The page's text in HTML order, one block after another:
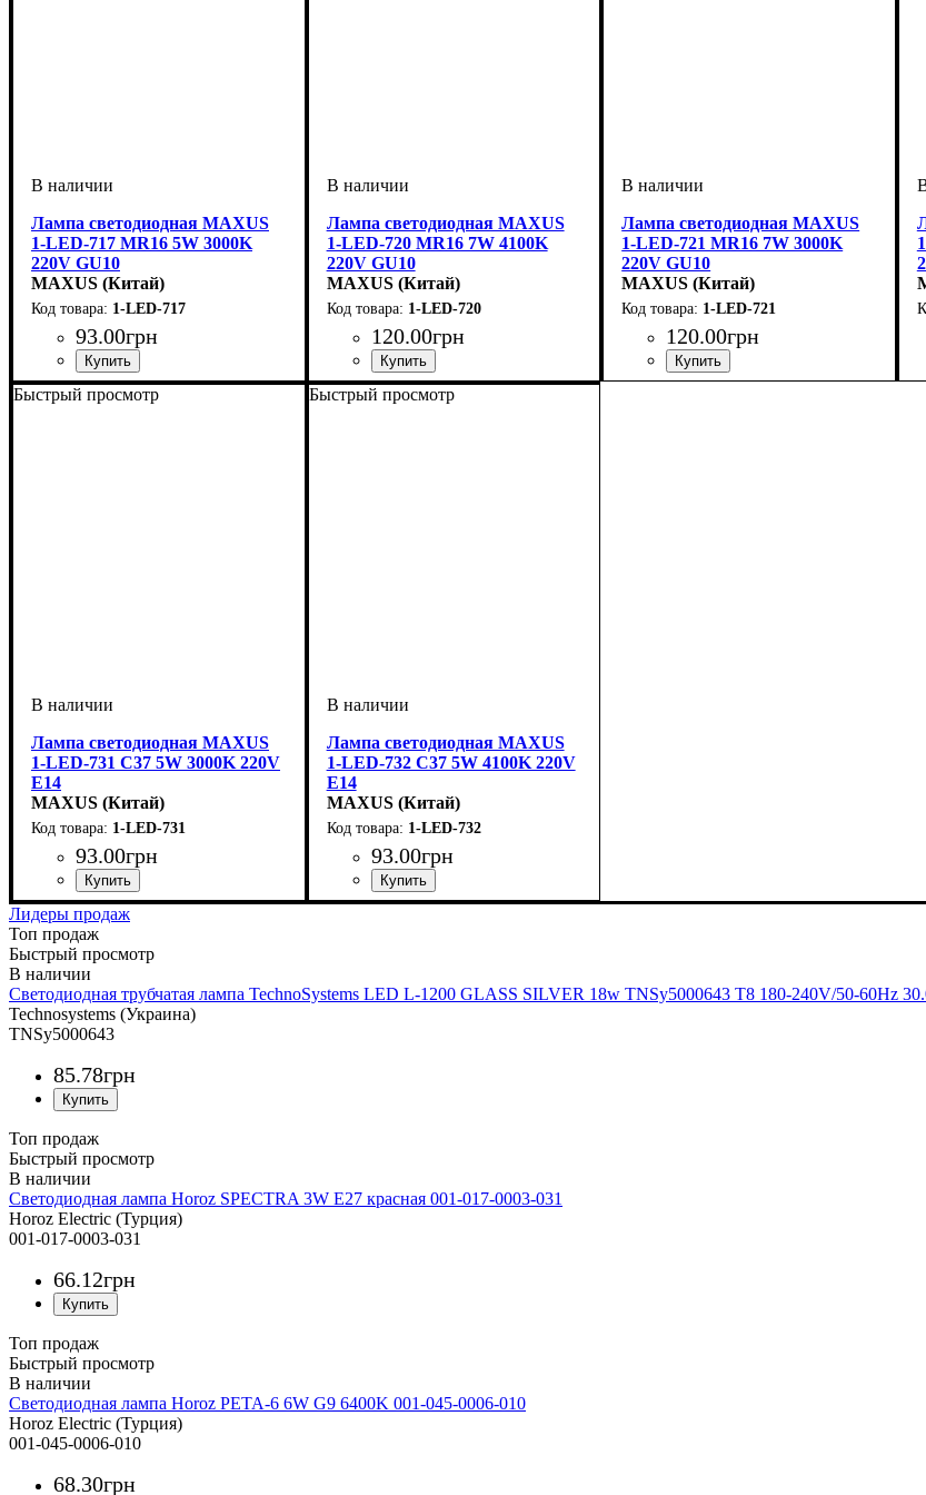
Лампа светодиодная MAXUS
1-LED-717 MR16 5W 3000K
220V GU10
MAXUS (Китай)
1-LED-717
93.00грн
Мощность, Вт: 5
Тип лампы: Светодиодная
Цоколь: GU10
Лампа светодиодная MAXUS
1-LED-720 MR16 7W 4100K
220V GU10
MAXUS (Китай)
1-LED-720
120.00грн
Мощность, Вт: 7
Тип лампы: Светодиодная
Цоколь: GU10
Лампа светодиодная MAXUS
1-LED-721 MR16 7W 3000K
220V GU10
MAXUS (Китай)
1-LED-721
120.00грн
Мощность, Вт: 7
Тип лампы: Светодиодная
Цоколь: GU10
Быстрый просмотр
Лампа светодиодная MAXUS
1-LED-731 C37 5W 3000K 220V
E14
MAXUS (Китай)
1-LED-731
93.00грн
Мощность, Вт: 5
Тип лампы: Светодиодная
Цоколь: E14
Быстрый просмотр
Лампа светодиодная MAXUS
1-LED-732 C37 5W 4100K 220V
E14
MAXUS (Китай)
1-LED-732
93.00грн
Мощность, Вт: 5
Тип лампы: Светодиодная
Цоколь: E14
Лидеры продаж
Топ продаж
Быстрый просмотр
Светодиодная трубчатая лампа TechnoSystems LED L-1200 GLASS SILVER 18w TNSy5000643 T8 180-240V/50-60Hz
Technosystems (Украина)
TNSy5000643
85.78грн
Топ продаж
Быстрый просмотр
Светодиодная лампа Horoz SPECTRA 3W E27 красная 001-017-0003-031
Horoz Electric (Турция)
001-017-0003-031
66.12грн
Топ продаж
Быстрый просмотр
Светодиодная лампа Horoz PETA-6 6W G9 6400K 001-045-0006-010
Horoz Electric (Турция)
001-045-0006-010
68.30грн